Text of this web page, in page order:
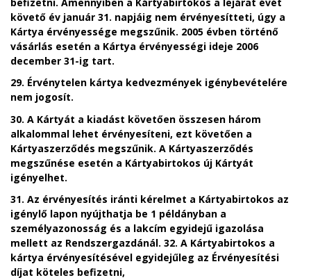
követő év január 31. napjáig nem érvényesítteti, úgy a
Kártya érvényessége megszűnik. 2005 évben történő
vásárlás esetén a Kártya érvényességi ideje 2006
december 31-ig tart.
29. Érvénytelen kártya kedvezmények igénybevételére
nem jogosít.
30. A Kártyát a kiadást követően összesen három
alkalommal lehet érvényesíteni, ezt követően a
Kártyaszerződés megszűnik. A Kártyaszerződés
megszűnése esetén a Kártyabirtokos új Kártyát
igényelhet.
31. Az érvényesítés iránti kérelmet a Kártyabirtokos az
igénylő lapon nyújthatja be 1 példányban a
személyazonosság és a lakcím egyidejű igazolása
mellett az Rendszergazdánál. 32. A Kártyabirtokos a
kártya érvényesítésével egyidejűleg az Érvényesítési
díjat köteles befizetni,